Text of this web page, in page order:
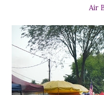
Air